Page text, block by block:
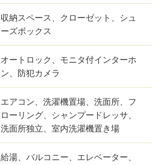
収納スペース、クローゼット、シュ
ーズボックス
オートロック、モニタ付インターホ
ン、防犯カメラ
エアコン、洗濯機置場、洗面所、フ
ローリング、シャンプードレッサ、
洗面所独立、室内洗濯機置き場
給湯、バルコニー、エレベーター、